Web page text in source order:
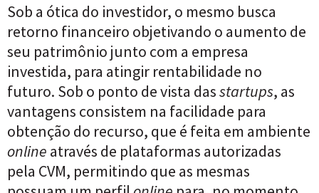
Sob a ótica do investidor, o mesmo busca
retorno financeiro objetivando o aumento de
seu patrimônio junto com a empresa
investida, para atingir rentabilidade no
futuro. Sob o ponto de vista dasstartups, as
vantagens consistem na facilidade para
obtenção do recurso, que é feita em ambiente
online através de plataformas autorizadas
pela CVM, permitindo que as mesmas